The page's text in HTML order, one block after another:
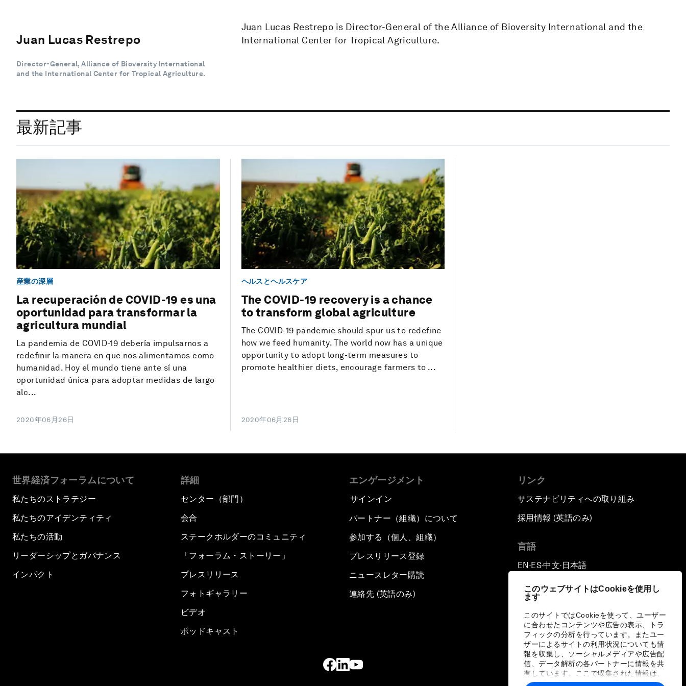
このウェブサイトはCookieを使用し
ます
このサイトではCookieを使って、ユーザー
に合わせたコンテンツや広告の表示、トラ
フィックの分析を行っています。またユー
ザーによるサイトの利用状況についても情
報を収集し、ソーシャルメディアや広告配
信、データ解析の各パートナーに情報を共
有しています。ここで収集された情報は、
ユーザーが各パートナーに提供した他の情
Juan Lucas Restrepo
Director-General, Alliance of Bioversity International
and the International Center for Tropical Agriculture.
Juan Lucas Restrepo is Director-General of the Alliance of Bioversity International and the
International Center for Tropical Agriculture.
最新記事
産業の深層
La recuperación de COVID-19 es una
oportunidad para transformar la
agricultura mundial
La pandemia de COVID-19 debería impulsarnos a
redefinir la manera en que nos alimentamos como
humanidad. Hoy el mundo tiene ante sí una
oportunidad única para adoptar medidas de largo
alc...
2020年06月26日
ヘルスとヘルスケア
The COVID-19 recovery is a chance
to transform global agriculture
The COVID-19 pandemic should spur us to redefine
how we feed humanity. The world now has a unique
opportunity to adopt long-term measures to
promote healthier diets, encourage farmers to ...
2020年06月26日
世界経済フォーラムについて
私たちのストラテジー
私たちのアイデンティティ
私たちの活動
リーダーシップとガバナンス
インパクト
詳細
センター（部門）
会合
ステークホルダーのコミュニティ
「フォーラム・ストーリー」
プレスリリース
フォトギャラリー
ビデオ
ポッドキャスト
エンゲージメント
サインイン
パートナー（組織）について
参加する（個人、組織）
プレスリリース登録
ニュースレター購読
連絡先 (英語のみ)
リンク
サステナビリティへの取り組み
採用情報 (英語のみ)
言語
EN ▪ ES▪中文▪ 日本語